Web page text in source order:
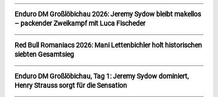
Enduro DM Großlöbichau 2026: Jeremy Sydow bleibt makellos
– packender Zweikampf mit Luca Fischeder
Red Bull Romaniacs 2026: Mani Lettenbichler holt historischen
siebten Gesamtsieg
Enduro DM Großlöbichau, Tag 1: Jeremy Sydow dominiert,
Henry Strauss sorgt für die Sensation